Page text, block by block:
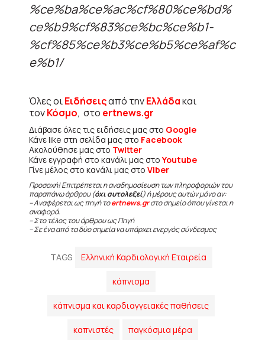
%ce%ba%ce%ac%cf%80%ce%bd%
ce%b9%cf%83%ce%bc%ce%b1-
%cf%85%ce%b3%ce%b5%ce%af%c
e%b1/
Όλες οιΕιδήσειςαπό τηνΕλλάδακαι
τονΚόσμο, στο ertnews.gr
Διάβασε όλες τις ειδήσεις μας στο Google
Κάνε like στη σελίδα μας στο Facebook
Ακολούθησε μας στο Twitter
Κάνε εγγραφή στο κανάλι μας στοYoutube
Γίνε μέλος στο κανάλι μας στο Viber
Προσοχή! Επιτρέπεται η αναδημοσίευση των πληροφοριών του
παραπάνω άρθρου (όχι αυτολεξεί) ή μέρους αυτών μόνο αν:
– Αναφέρεται ως πηγή τοertnews.grστο σημείο όπου γίνεται η
αναφορά.
– Στο τέλος του άρθρου ως Πηγή
– Σε ένα από τα δύο σημεία να υπάρχει ενεργός σύνδεσμος
TAGS Ελληνική Καρδιολογική Εταιρεία
κάπνισμα
κάπνισμα και καρδιαγγειακές παθήσεις
καπνιστές παγκόσμια μέρα